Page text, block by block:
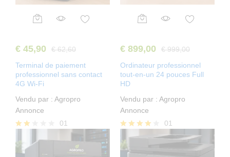
€ 45,90 €62,60
Terminal de paiement
professionnel sans contact
4G Wi-Fi
Vendu par : Agropro
Annonce
2.00
sur
01
€ 899,00 €999,00
Ordinateur professionnel
tout-en-un 24 pouces Full
HD
Vendu par : Agropro
Annonce
Note
sur 5
01